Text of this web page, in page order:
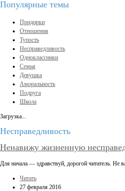
Популярные темы
Придирки
Отношения
Тупость
Несправедливость
Одноклассники
Семья
Девушка
Аморальность
Подруга
Школа
Загрузка...
Несправедливость
Ненавижу жизненную
Для начала — здравствуй, дорогой читатель.
Читать
27 февраля 2016